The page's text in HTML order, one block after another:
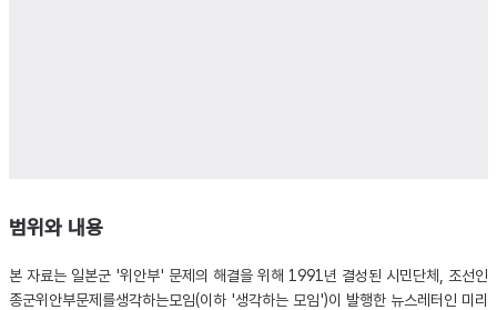
범위와 내용
본 자료는 일본군 '위안부' 문제의 해결을 위해 1991년 결성된 시민단체, 조선인
종군위안부문제를생각하는모임(이하 '생각하는 모임')이 발행한 뉴스레터인 미리